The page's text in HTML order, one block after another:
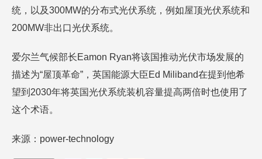
统，以及300MW的分布式光伏系统，例如屋顶光伏系统和
200MW非出口光伏系统。
爱尔兰气候部长Eamon Ryan将该国推动光伏市场发展的
描述为“屋顶革命”，英国能源大臣Ed Miliband在提到他希
望到2030年将英国光伏系统装机容量提高两倍时也使用了
这个术语。
来源：power-technology